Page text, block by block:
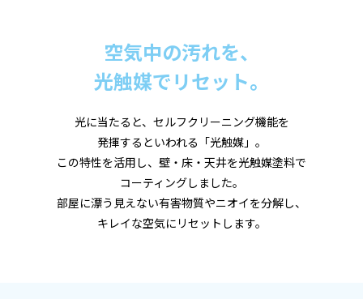
空気中の汚れを、
光触媒でリセット。
光に当たると、セルフクリーニング機能を
発揮するといわれる「光触媒」。
この特性を活用し、壁・床・天井を光触媒塗料で
コーティングしました。
部屋に漂う見えない有害物質やニオイを分解し、
キレイな空気にリセットします。